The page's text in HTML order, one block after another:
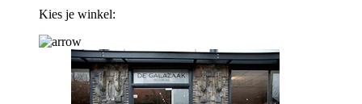
Kies je winkel: